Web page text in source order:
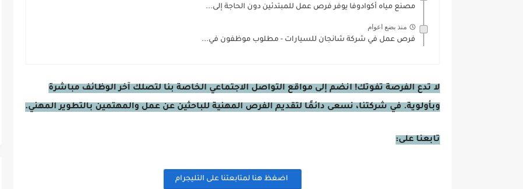
مصنع مياه أكوادوفا يوفر فرص عمل للمبتدئين دون الحاجة إلى...
منذ بضع اعوام
فرص عمل في شركة شانجان للسيارات - مطلوب موظفون في...
لا تدع الفرصة تفوتك! انضم إلى مواقع التواصل الاجتماعي الخاصة بنا لتصلك آخر الوظائف مباشرة
وبأولوية. في شركتنا، نسعى دائمًا لتقديم الفرص المهنية للباحثين عن عمل والمهتمين بالتطوير المهني.
تابعنا على:
اضغظ هنا لمتابعتنا على التليجرام